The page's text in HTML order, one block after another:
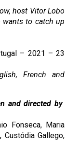
host Vitor Lobo
to catch up
– 2021 – 23
French and
and directed by
Fonseca, Maria
Custódia Gallego,